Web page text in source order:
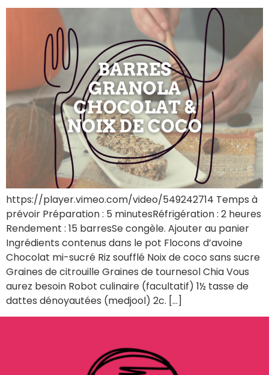
https://player.vimeo.com/video/549242714 Temps à
prévoir Préparation : 5 minutesRéfrigération : 2 heures
Rendement : 15 barresSe congèle. Ajouter au panier
Ingrédients contenus dans le pot Flocons d’avoine
Chocolat mi-sucré Riz soufflé Noix de coco sans sucre
Graines de citrouille Graines de tournesol Chia Vous
aurez besoin Robot culinaire (facultatif) 1½ tasse de
dattes dénoyautées (medjool) 2c. […]